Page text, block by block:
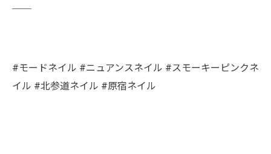
#モードネイル #ニュアンスネイル #スモーキーピンクネ
イル #北参道ネイル #原宿ネイル